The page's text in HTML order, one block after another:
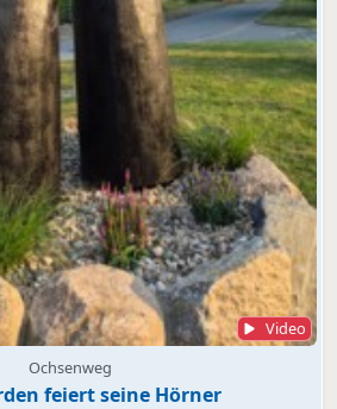
Video
Ochsenweg
feiert seine Hörner